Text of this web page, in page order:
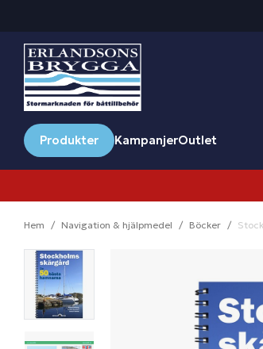
Produkter KampanjerOutlet
Hem Navigation & hjälpmedel Böcker